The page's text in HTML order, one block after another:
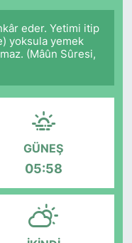
eder. Yetimi itip
yoksula yemek
(Mâûn Sûresi,
GÜNEŞ
05:58